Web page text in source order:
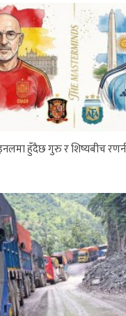
हुँदैछ गुरु र शिष्यबीच